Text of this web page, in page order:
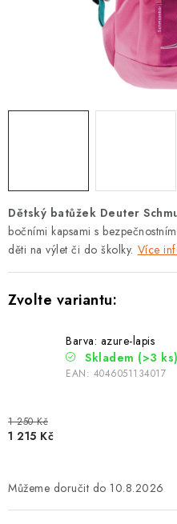
Vše o
O nás
Blog
Dětský batůžek Deuter
bočními kapsami s
děti na výlet či do školky. Více
Barva: azure-lapis
Skladem (>3 ks)
EAN: 4046051134017
1 250 Kč
1 215 Kč
10.8.2026